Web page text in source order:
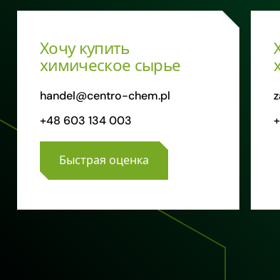
Хочу купить
химическое сырье
handel@centro-chem.pl
+48 603 134 003
Быстрая оценка